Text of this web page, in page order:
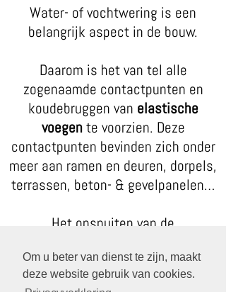
Om u beter van dienst te zijn, maakt
deze website gebruik van cookies.
Water- of vochtwering is een
belangrijk aspect in de bouw.
Daarom is het van tel alle
zogenaamde contactpunten en
koudebruggen van elastische
voegente voorzien. Deze
contactpunten bevinden zich onder
meer aan ramen en deuren, dorpels,
terrassen, beton- & gevelpanelen…
Het opspuiten van de
elastische kit gebeurt best in de
bijpassende kleur.